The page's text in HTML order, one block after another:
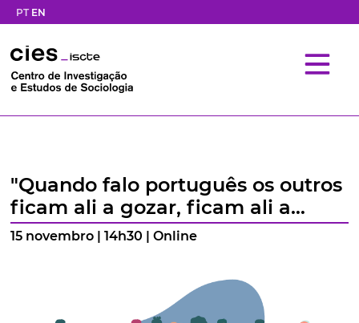
PT EN
"Quando falo português os outros
ficam ali a gozar, ficam ali a
gargalhar."
15 novembro | 14h30 | Online